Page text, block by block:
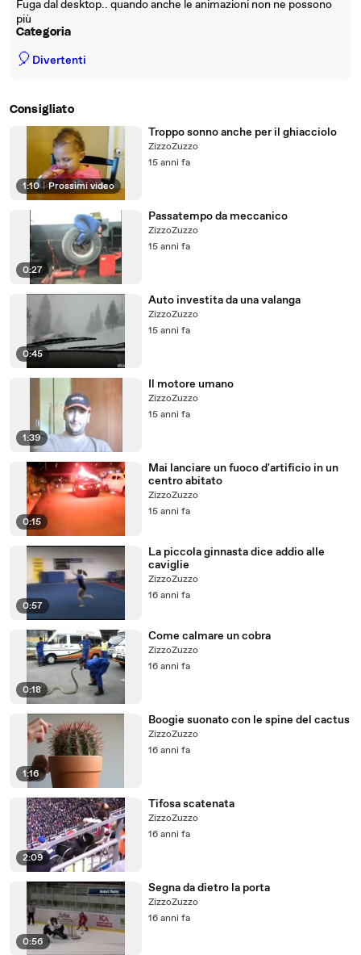
Fuga dal desktop.. quando anche le animazioni non ne possono
più
Categoria
🎈 Divertenti
Consigliato
1:10 | Prossimi video
Troppo sonno anche per il ghiacciolo
ZizzoZuzzo
15 anni fa
0:27
Passatempo da meccanico
ZizzoZuzzo
15 anni fa
0:45
Auto investita da una valanga
ZizzoZuzzo
15 anni fa
1:39
Il motore umano
ZizzoZuzzo
15 anni fa
0:15
Mai lanciare un fuoco d'artificio in un
centro abitato
ZizzoZuzzo
15 anni fa
0:57
La piccola ginnasta dice addio alle
caviglie
ZizzoZuzzo
16 anni fa
0:18
Come calmare un cobra
ZizzoZuzzo
16 anni fa
1:16
Boogie suonato con le spine del cactus
ZizzoZuzzo
16 anni fa
2:09
Tifosa scatenata
ZizzoZuzzo
16 anni fa
0:56
Segna da dietro la porta
ZizzoZuzzo
16 anni fa